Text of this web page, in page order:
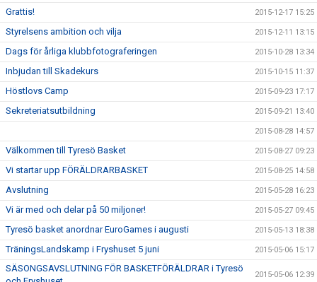
Grattis! 2015-12-17 15:25
Styrelsens ambition och vilja 2015-12-11 13:15
Dags för årliga klubbfotograferingen 2015-10-28 13:34
Inbjudan till Skadekurs 2015-10-15 11:37
Höstlovs Camp 2015-09-23 17:17
Sekreteriatsutbildning 2015-09-21 13:40
2015-08-28 14:57
Välkommen till Tyresö Basket 2015-08-27 09:23
Vi startar upp FÖRÄLDRARBASKET 2015-08-25 14:58
Avslutning 2015-05-28 16:23
Vi är med och delar på 50 miljoner! 2015-05-27 09:45
Tyresö basket anordnar EuroGames i augusti 2015-05-13 18:38
TräningsLandskamp i Fryshuset 5 juni 2015-05-06 15:17
SÄSONGSAVSLUTNING FÖR BASKETFÖRÄLDRAR i Tyresö
2015-05-06 12:39